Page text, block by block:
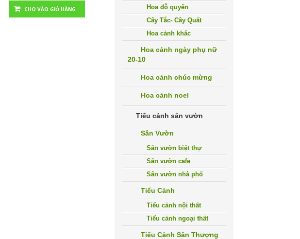
CHO VÀO GIỎ HÀNG CHO VÀO GIỎ HÀNG
Hoa đỗ quyên
Cây Tắc- Cây Quất
Hoa cảnh khác
Hoa cảnh ngày phụ nữ
20-10
Hoa cảnh chúc mừng
Hoa cảnh noel
Tiểu cảnh sân vườn
Sân Vườn
Sân vườn biệt thự
Sân vườn cafe
Sân vườn nhà phố
Tiểu Cảnh
Tiểu cảnh nội thất
Tiểu cảnh ngoại thất
Tiểu Cảnh Sân Thượng